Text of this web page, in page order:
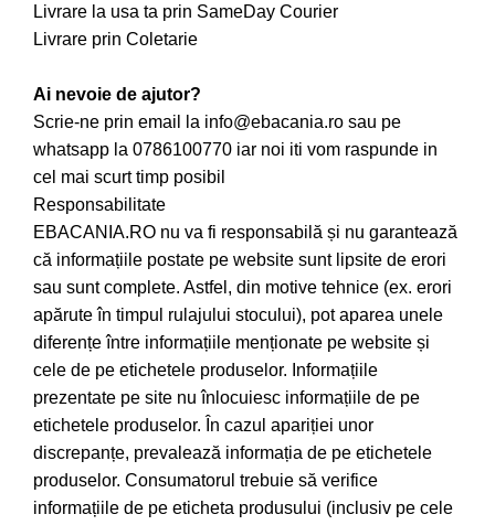
Livrare la usa ta prin SameDay Courier
Livrare prin Coletarie
Ai nevoie de ajutor?
Scrie-ne prin email la info@ebacania.ro sau pe
whatsapp la 0786100770 iar noi iti vom raspunde in
cel mai scurt timp posibil
Responsabilitate
EBACANIA.RO nu va fi responsabilă și nu garantează
că informațiile postate pe website sunt lipsite de erori
sau sunt complete. Astfel, din motive tehnice (ex. erori
apărute în timpul rulajului stocului), pot aparea unele
diferențe între informațiile menționate pe website și
cele de pe etichetele produselor. Informațiile
prezentate pe site nu înlocuiesc informațiile de pe
etichetele produselor. În cazul apariției unor
discrepanțe, prevalează informația de pe etichetele
produselor. Consumatorul trebuie să verifice
informațiile de pe eticheta produsului (inclusiv pe cele